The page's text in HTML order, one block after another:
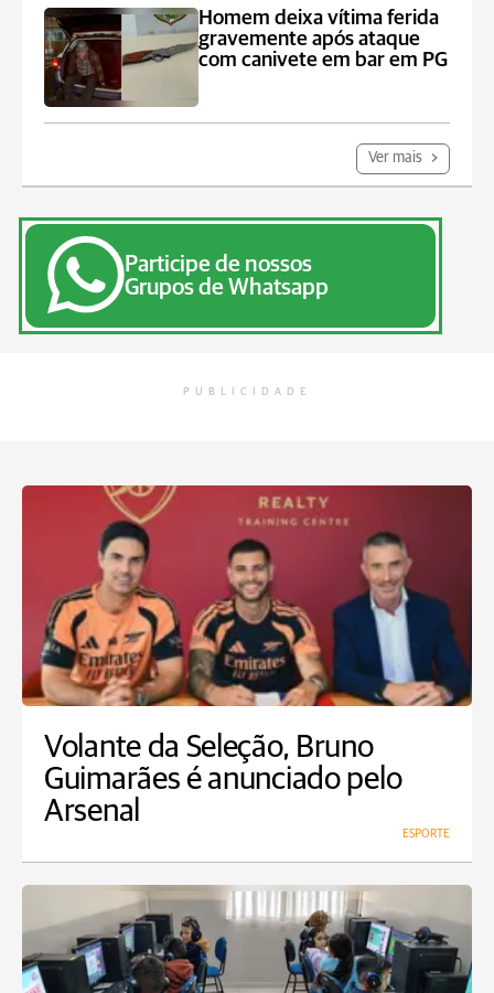
Homem deixa vítima ferida
gravemente após ataque
com canivete em bar em PG
Ver mais
Participe de nossos
Grupos de Whatsapp
PUBLICIDADE
Volante da Seleção, Bruno
Guimarães é anunciado pelo
Arsenal
ESPORTE